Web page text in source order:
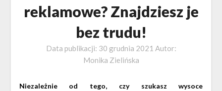
reklamowe? Znajdziesz je
bez trudu!
Data publikacji: 30 grudnia 2021 Autor:
Monika Zielińska
Niezależnie od tego, czy szukasz wysoce